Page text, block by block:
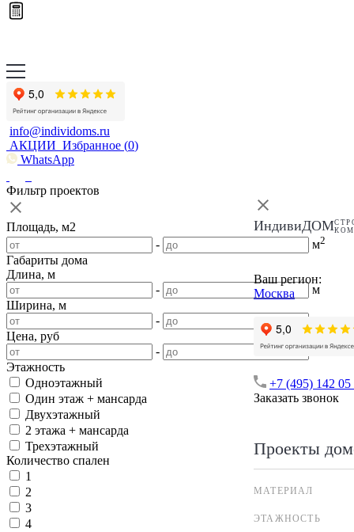
info@individoms.ru
АКЦИИ Избранное (0)
WhatsApp
ИндивиДОМ
Ваш регион:
Москва
+7 (495) 142 05
Заказать звонок
Проекты
МАТЕРИАЛ
ЭТАЖНОСТЬ
Фильтр проектов
Площадь, м2
-
м2
Габариты дома
Длина, м
-
м
Ширина, м
-
Цена, руб
-
Этажность
Одноэтажный
Один этаж + мансарда
Двухэтажный
2 этажа + мансарда
Трехэтажный
Количество спален
1
2
3
4